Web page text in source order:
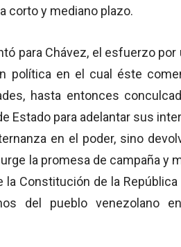
corto y mediano plazo.
para Chávez, el esfuerzo
política en el cual éste
hasta entonces
Estado para adelantar sus
en el poder, sino
la promesa de campaña y
Constitución de la
del pueblo venezolano